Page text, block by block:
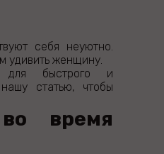
себя неуютно.
удивить женщину.
для быстрого и
статью, чтобы
время